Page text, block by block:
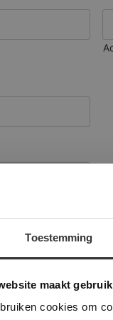
Toestemming
maakt
cookies om
Deze
onze